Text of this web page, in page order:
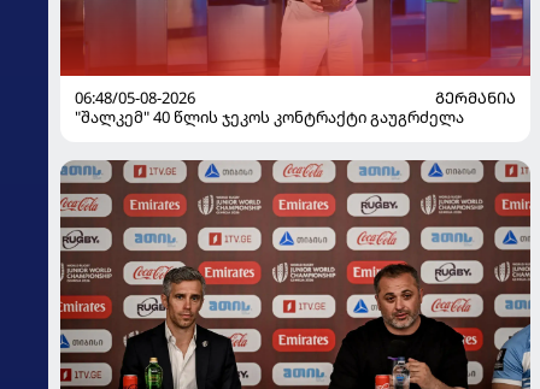
06:48/05-08-2026
ᲒᲔᲠᲛᲐᲜᲘᲐ
"შალკემ" 40 წლის ჯეკოს კონტრაქტი გაუგრძელა